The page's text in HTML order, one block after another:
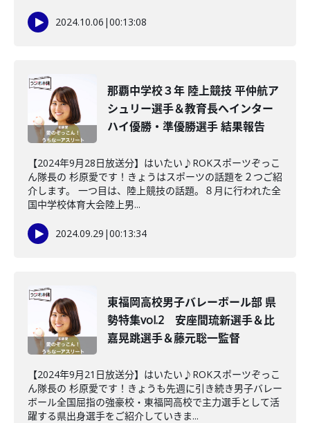
2024.10.06 |00:13:08
那覇中学校３年 陸上競技 平仲航ア
シュリー選手＆教育長へインター
ハイ優勝・準優勝選手 結果報告
【2024年9月28日放送分】はいたい♪ROKスポーツぞっこ
ん隊長の 杉原愛です！きょうはスポーツの話題を２つご紹
介します。 一つ目は、陸上競技の話題。８月に行われた全
国中学校体育大会陸上男...
2024.09.29 |00:13:34
東福岡高校男子バレーボール部 県
勢特集vol.2 安座間琉新選手＆比
嘉晃跳選手＆藤元聡一監督
【2024年9月21日放送分】はいたい♪ROKスポーツぞっこ
ん隊長の 杉原愛です！きょうも先週に引き続き男子バレー
ボール全国屈指の強豪校・東福岡高校で主力選手として活
躍する県出身選手をご紹介していきま...